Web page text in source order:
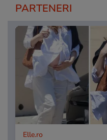
PARTENERI
Elle.ro